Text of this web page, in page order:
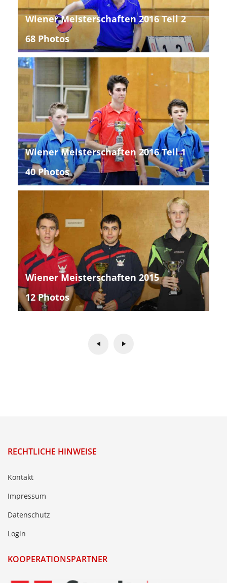
Wiener Meisterschaften 2016 Teil 2
68 Photos
Wiener Meisterschaften 2016 Teil 1
40 Photos
Wiener Meisterschaften 2015
12 Photos
RECHTLICHE HINWEISE
Kontakt
Impressum
Datenschutz
Login
KOOPERATIONSPARTNER